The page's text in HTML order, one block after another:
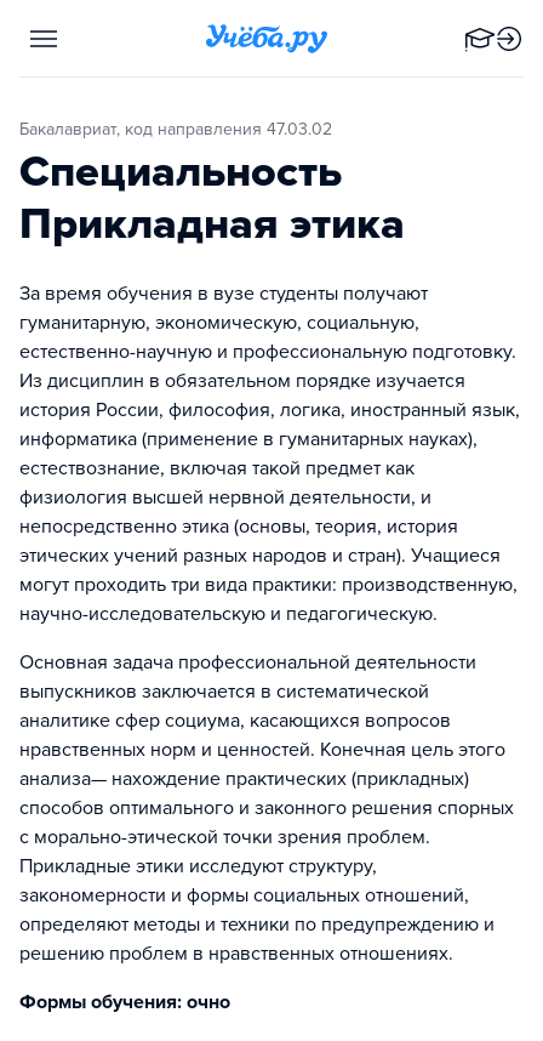
Бакалавриат, код направления 47.03.02
Специальность
Прикладная этика
За время обучения в вузе студенты получают
гуманитарную, экономическую, социальную,
естественно-научную и профессиональную подготовку.
Из дисциплин в обязательном порядке изучается
история России, философия, логика, иностранный язык,
информатика (применение в гуманитарных науках),
естествознание, включая такой предмет как
физиология высшей нервной деятельности, и
непосредственно этика (основы, теория, история
этических учений разных народов и стран). Учащиеся
могут проходить три вида практики: производственную,
научно-исследовательскую и педагогическую.
Основная задача профессиональной деятельности
выпускников заключается в систематической
аналитике сфер социума, касающихся вопросов
нравственных норм и ценностей. Конечная цель этого
анализа— нахождение практических (прикладных)
способов оптимального и законного решения спорных
с морально-этической точки зрения проблем.
Прикладные этики исследуют структуру,
закономерности и формы социальных отношений,
определяют методы и техники по предупреждению и
решению проблем в нравственных отношениях.
Формы обучения: очно